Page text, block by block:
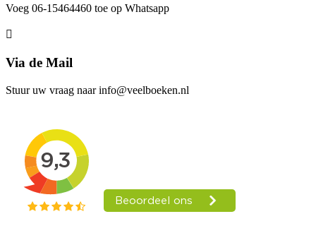
Voeg 06-15464460 toe op Whatsapp
Via de Mail
Stuur uw vraag naar info@veelboeken.nl